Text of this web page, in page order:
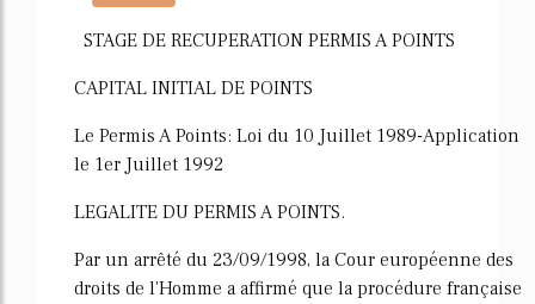
4710%
STAGE DE RECUPERATION PERMIS A POINTS
CAPITAL INITIAL DE POINTS
Le Permis A Points: Loi du 10 Juillet 1989-Application
le 1er Juillet 1992
LEGALITE DU PERMIS A POINTS.
Par un arrêté du 23/09/1998, la Cour européenne des
droits de l'Homme a affirmé que la procédure française